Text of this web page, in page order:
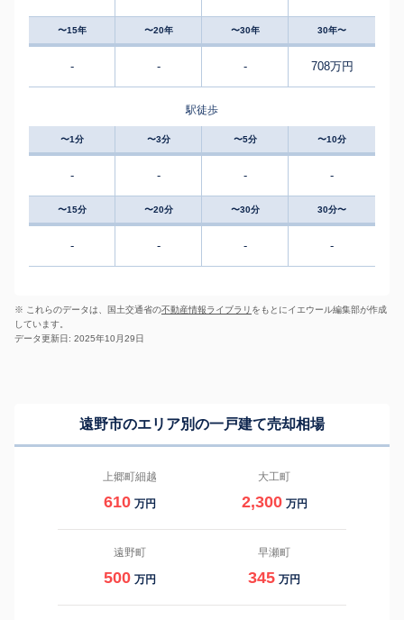
〜15年 〜20年 〜30年 30年〜
- - - 708万円
駅徒歩
〜1分 〜3分 〜5分 〜10分
- - - -
〜15分 〜20分 〜30分 30分〜
- - - -
※ これらのデータは、国土交通省の不動産情報ライブラリ をもとにイエウール編集部が作成
しています。
データ更新日: 2025年10月29日
遠野市のエリア別の一戸建て売却相場
上郷町細越
610 万円
大工町
2,300 万円
遠野町
500 万円
早瀬町
345 万円